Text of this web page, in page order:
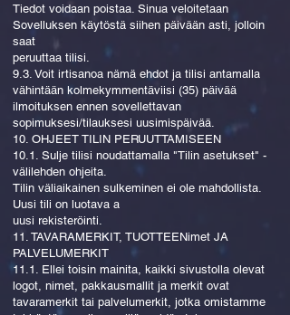
Tiedot voidaan poistaa. Sinua veloitetaan
Sovelluksen käytöstä siihen päivään asti, jolloin
saat
peruuttaa tilisi.
9.3. Voit irtisanoa nämä ehdot ja tilisi antamalla
vähintään kolmekymmentäviisi (35) päivää
ilmoituksen ennen sovellettavan
sopimuksesi/tilauksesi uusimispäivää.
10. OHJEET TILIN PERUUTTAMISEEN
10.1. Sulje tilisi noudattamalla "Tilin asetukset" -
välilehden ohjeita.
Tilin väliaikainen sulkeminen ei ole mahdollista.
Uusi tili on luotava a
uusi rekisteröinti.
11. TAVARAMERKIT, TUOTTEENimet JA
PALVELUMERKIT
11.1. Ellei toisin mainita, kaikki sivustolla olevat
logot, nimet, pakkausmallit ja merkit ovat
tavaramerkit tai palvelumerkit, jotka omistamme